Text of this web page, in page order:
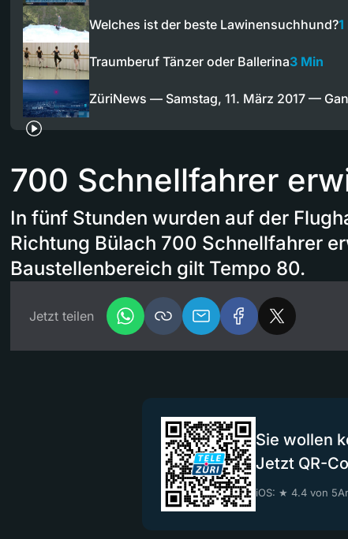
Welches ist der beste Lawinensuchhund?
Traumberuf Tänzer oder Ballerina3 Min
ZüriNews — Samstag, 11. März 2017 —
700 Schnellfahrer
In fünf Stunden wurden auf der
Richtung Bülach 700 Schnellfahrer
Baustellenbereich gilt Tempo 80.
Jetzt teilen
Sie wollen
Jetzt QR-
iOS: ★ 4.4 von 5